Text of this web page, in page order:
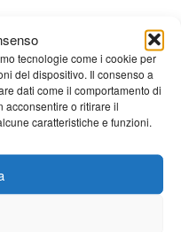
tecnologie come i cookie per
del dispositivo. Il consenso a
dati come il comportamento di
acconsentire o ritirare il
caratteristiche e funzioni.